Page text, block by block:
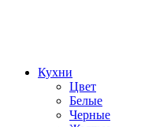
Кухни
Цвет
Белые
Черные